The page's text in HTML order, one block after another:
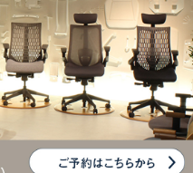
椅子に座っているのに疲
疲れにくいチェアの選び方